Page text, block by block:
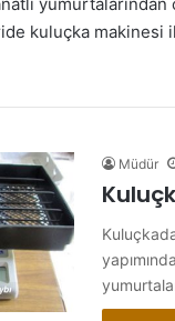
kuluçka makinesi
Müdür